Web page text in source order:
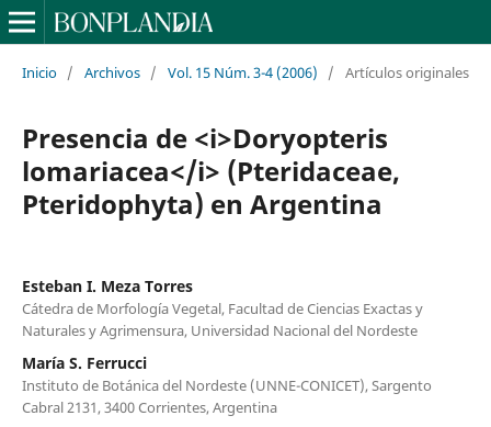
Inicio / Archivos / Vol. 15 Núm. 3-4 (2006) / Artículos originales
Presencia de <i>Doryopteris
lomariacea</i> (Pteridaceae,
Pteridophyta) en Argentina
Esteban I. Meza Torres
Cátedra de Morfología Vegetal, Facultad de Ciencias Exactas y
Naturales y Agrimensura, Universidad Nacional del Nordeste
María S. Ferrucci
Instituto de Botánica del Nordeste (UNNE-CONICET), Sargento
Cabral 2131, 3400 Corrientes, Argentina